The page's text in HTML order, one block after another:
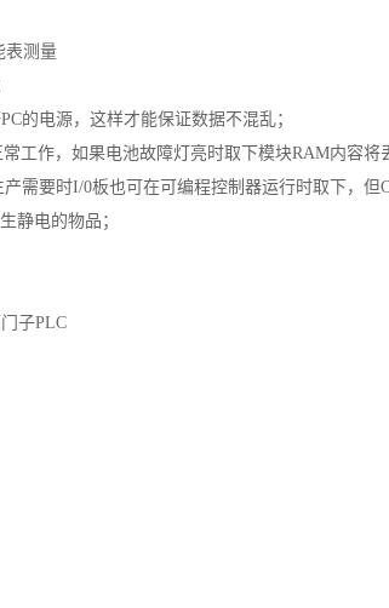
表测量
的电源，这样才能保证数据不混乱；
工作，如果电池故障灯亮时取下模块RAM内容将
需要时I/0板也可在可编程控制器运行时取下，但
静电的物品；
子PLC